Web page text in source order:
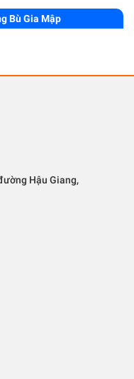
Bù Gia Mập
Hậu Giang,